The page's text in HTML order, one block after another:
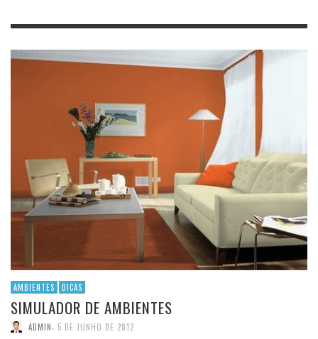
AMBIENTES DICAS
SIMULADOR DE AMBIENTES
ADMIN, 5 DE JUNHO DE 2012